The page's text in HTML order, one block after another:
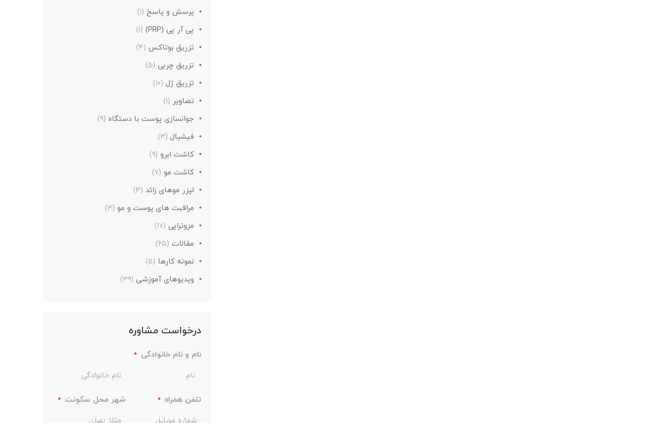
پرسش و پاسخ (۱)
پی آر پی (PRP)
(۱)
تزریق بوتاکس (۴)
تزریق چربی (۵)
تزریق ژل (۱۰)
تصاویر (۱)
جوانسازی پوست با دستگاه (۹)
فیشیال (۳)
کاشت ابرو (۹)
کاشت مو (۷)
لیزر موهای زائد (۴)
مراقبت های پوست و مو (۳)
مزوتراپی (۱۷)
مقالات (۶۵)
نمونه کارها (۵)
ویدیوهای آموزشی (۳۹)
درخواست مشاوره
نام و نام خانوادگی *
تلفن همراه * شهر محل سکونت *